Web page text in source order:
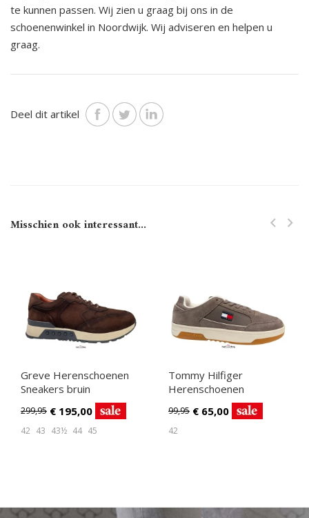
te kunnen passen. Wij zien u graag bij ons in de
schoenenwinkel in Noordwijk. Wij adviseren en helpen u
graag.
Deel dit artikel
Misschien ook interessant...
Greve Herenschoenen
Sneakers bruin
299,95 € 195,00
42 43 43½ 44 45
Tommy Hilfiger
Herenschoenen
Sneakers beige
99,95 € 65,00
42